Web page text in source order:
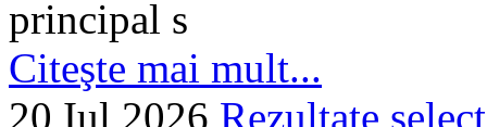
principal s
Citeşte mai mult...
20 Iul 2026 Rezultate